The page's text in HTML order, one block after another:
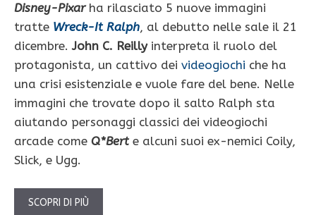
Disney-Pixarha rilasciato 5 nuove immagini
tratte Wreck-It Ralph, al debutto nelle sale il 21
dicembre.John C. Reillyinterpreta il ruolo del
protagonista, un cattivo dei videogiochi che ha
una crisi esistenziale e vuole fare del bene. Nelle
immagini che trovate dopo il salto Ralph sta
aiutando personaggi classici dei videogiochi
arcade come Q*Bert e alcuni suoi ex-nemici Coily,
Slick, e Ugg.
SCOPRI DI PIÙ